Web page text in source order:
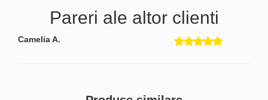
Pareri ale altor clienti
Camelia A.